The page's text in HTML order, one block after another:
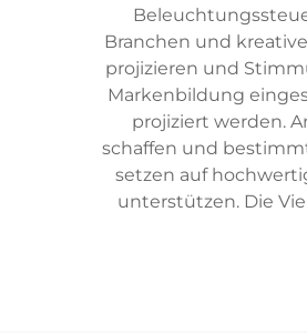
Branchen und
projizieren und
Markenbildung
projiziert werden.
schaffen und
setzen auf
unterstützen. Die